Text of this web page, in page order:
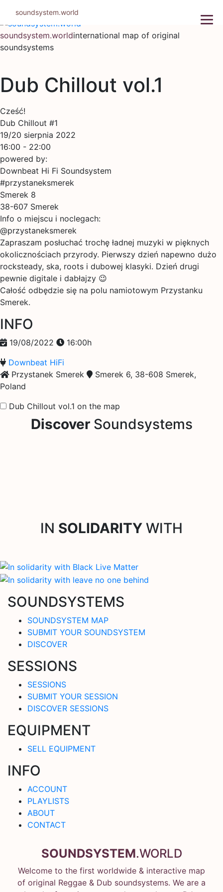
content
soundsystem.worldinternational map of original
soundsystems
Dub Chillout vol.1
Cześć!
Dub Chillout #1
19/20 sierpnia 2022
16:00 - 22:00
powered by:
Downbeat Hi Fi Soundsystem
#przystaneksmerek
Smerek 8
38-607 Smerek
Info o miejscu i noclegach:
@przystaneksmerek
Zapraszam posłuchać trochę ładnej muzyki w pięknych
okolicznościach przyrody. Pierwszy dzień napewno dużo
rocksteady, ska, roots i dubowej klasyki. Dzień drugi
pewnie digitale i dabłajzy 😉
Całość odbędzie się na polu namiotowym Przystanku
Smerek.
INFO
19/08/2022
16:00h
Downbeat HiFi
Przystanek Smerek
Smerek 6, 38-608 Smerek,
Poland
Dub Chillout vol.1 on the map
DiscoverSoundsystems
IN SOLIDARITY WITH
SOUNDSYSTEMS
SOUNDSYSTEM MAP
SUBMIT YOUR SOUNDSYSTEM
DISCOVER
SESSIONS
SESSIONS
SUBMIT YOUR SESSION
DISCOVER SESSIONS
EQUIPMENT
SELL EQUIPMENT
INFO
ACCOUNT
PLAYLISTS
ABOUT
CONTACT
SOUNDSYSTEM.WORLD
Welcome to the first worldwide & interactive map
of original Reggae & Dub soundsystems. We are a
soundsystem.world